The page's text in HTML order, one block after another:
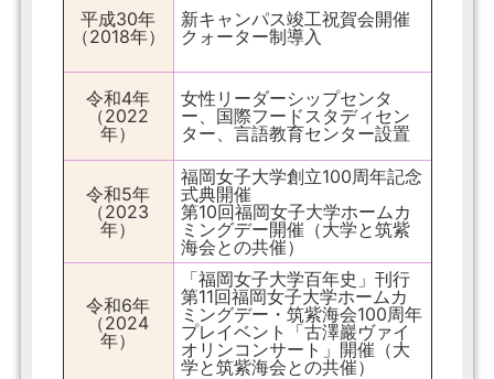
平成30年
（2018年）
新キャンパス竣工祝賀会開催
クォーター制導入
令和4年
（2022
年）
女性リーダーシップセンタ
ー、国際フードスタディセン
ター、言語教育センター設置
令和5年
（2023
年）
福岡女子大学創立100周年記念
式典開催
第10回福岡女子大学ホームカ
ミングデー開催（大学と筑紫
海会との共催）
令和6年
（2024
年）
「福岡女子大学百年史」刊行
第11回福岡女子大学ホームカ
ミングデー・筑紫海会100周年
プレイベント「古澤巖ヴァイ
オリンコンサート」開催（大
学と筑紫海会との共催）